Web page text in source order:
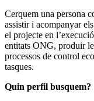
Cerquem una persona
assistir i acompanyar
el projecte en
entitats ONG, produir
processos de control
tasques.
Quin perfil busquem?